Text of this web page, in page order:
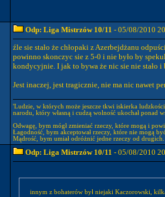
Odp: Liga Mistrzów 10/11 - 05/08/2010
źle sie stało że chłopaki z Azerbejdżanu
powinno skonczyc sie z 5-0 i nie było by
kondycyjnie. I jak to bywa że nic sie nie stało i
Jest inaczej, jest tragicznie, nie ma nic nawet
'Ludzie, w których może jeszcze tkwi iskierka
narodu, który własną i cudzą wolność ukochał ponad
Odwagę, bym mógł zmieniać rzeczy, które mogą i
Łagodność, bym akceptował rzeczy, które nie mogą
Mądrość, bym umiał odróżnić jedne rzeczy od drugich.
Odp: Liga Mistrzów 10/11 - 05/08/2010
innym z bohaterów był niejaki Kaczorowski,